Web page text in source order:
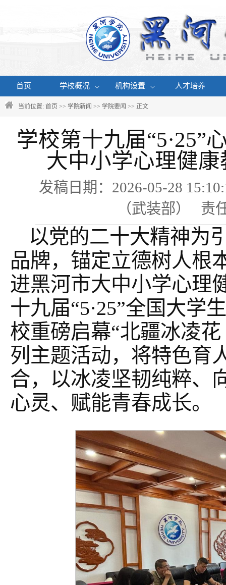
首页 学校概况 机构设置 人才培养
当前位置: 首页 >> 学院新闻 >> 学院要闻 >> 正文
学校第十九届“5·25”
大中小学心理健
发稿日期：2026-05-28
（武装部） 责
以党的二十大精神为
品牌，锚定立德树人根
进黑河市大中小学心理
十九届“5·25”全国大学
校重磅启幕“北疆冰凌
列主题活动，将特色育
合，以冰凌坚韧纯粹、
心灵、赋能青春成长。